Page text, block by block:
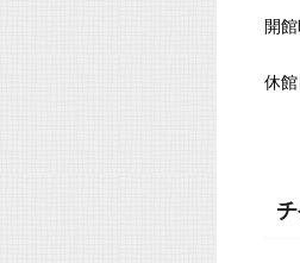
開
休館